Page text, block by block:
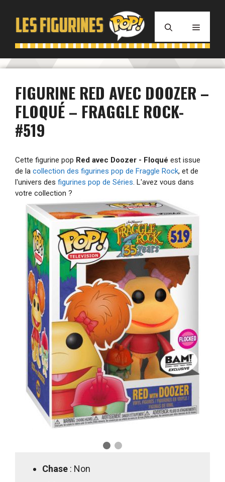
contenu
MENU
FIGURINE RED AVEC DOOZER –
FLOQUÉ – FRAGGLE ROCK-
#519
Cette figurine pop Red avec Doozer - Floqué est issue
de la collection des figurines pop de Fraggle Rock, et de
l'univers des figurines pop de Séries. L'avez vous dans
votre collection ?
Chase : Non